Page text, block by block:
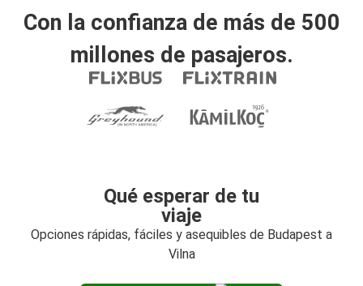
Con la confianza de más de 500
millones de pasajeros.
Qué esperar de tu
viaje
Opciones rápidas, fáciles y asequibles de Budapest a
Vilna